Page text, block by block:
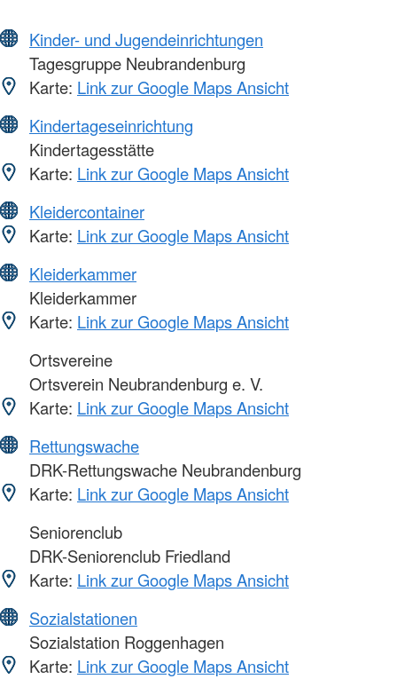
Kinder- und Jugendeinrichtungen
Tagesgruppe Neubrandenburg
Karte: Link zur Google Maps Ansicht
Kindertageseinrichtung
Kindertagesstätte
Karte: Link zur Google Maps Ansicht
Kleidercontainer
Karte: Link zur Google Maps Ansicht
Kleiderkammer
Kleiderkammer
Karte: Link zur Google Maps Ansicht
Ortsvereine
Ortsverein Neubrandenburg e. V.
Karte: Link zur Google Maps Ansicht
Rettungswache
DRK-Rettungswache Neubrandenburg
Karte: Link zur Google Maps Ansicht
Seniorenclub
DRK-Seniorenclub Friedland
Karte: Link zur Google Maps Ansicht
Sozialstationen
Sozialstation Roggenhagen
Karte: Link zur Google Maps Ansicht